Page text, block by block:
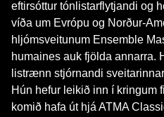
eftirsóttur tónlistarflytjandi og
víða um Evrópu og Norður-
hljómsveitunum Ensemble
humaines auk fjölda annarra.
listrænn stjórnandi
Hún hefur leikið inn í kringum
komið hafa út hjá ATMA